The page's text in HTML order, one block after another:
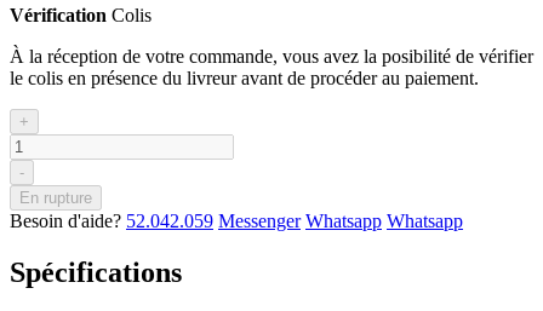
Vérification Colis
À la réception de votre commande, vous avez la posibilité de vérifier
le colis en présence du livreur avant de procéder au paiement.
+
-
En rupture
Besoin d'aide? 52.042.059 Messenger Whatsapp Whatsapp
Spécifications